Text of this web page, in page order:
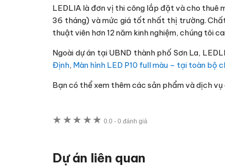
LEDLIA là đơn vị thi công lắp đặt và cho thuê
36 tháng) và mức giá tốt nhất thị trường.
thuật viên hơn 12 năm kinh nghiệm, chúng tôi
Ngoài dự án tại UBND thành phố Sơn La,
Định, Màn hình LED P10 full màu – tại toàn bộ
Bạn có thể xem thêm các sản phẩm và dịch
★ ★ ★ ★ ★ 0.0- 0 đánh giá
Dự án liên quan